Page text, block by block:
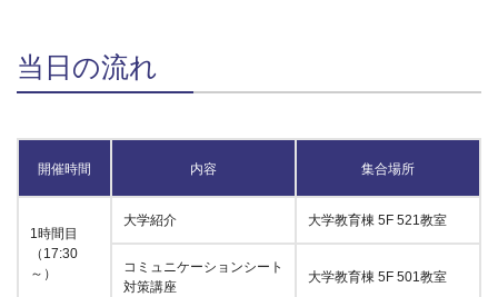
当日の流れ
開催時間 内容 集合場所
1時間目
（17:30
～）
大学紹介 大学教育棟 5F 521教室
コミュニケーションシート
対策講座
大学教育棟 5F 501教室